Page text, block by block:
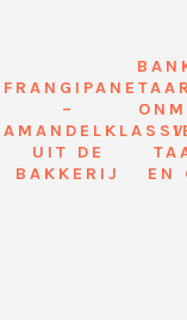
–
UIT DE
BAKKERIJ
EN